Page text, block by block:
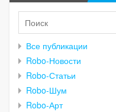
Все публикации
Robo-Новости
Robo-Статьи
Robo-Шум
Robo-Арт